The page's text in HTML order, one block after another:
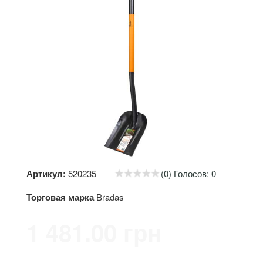
Артикул: 520235 (0) Голосов: 0
Торговая марка Bradas